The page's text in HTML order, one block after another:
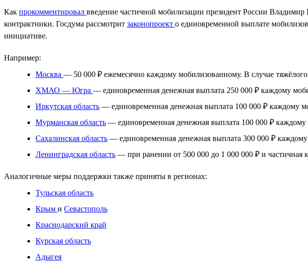
Как прокомментировал введение частичной мобилизации президент России
контрактники. Госдума рассмотрит законопроект о единовременной выплате
инициативе.
Например:
Москва — 50 000 ₽ ежемесячно каждому мобилизованному. В случае
ХМАО — Югра — единовременная денежная выплата 250 000 ₽ каждому
Иркутская область — единовременная денежная выплата 100 000 ₽ каждому
Мурманская область — единовременная денежная выплата 100 000 ₽ каждому
Сахалинская область — единовременная денежная выплата 300 000 ₽
Ленинградская область — при ранении от 500 000 до 1 000 000 ₽ и частичная
Аналогичные меры поддержки также приняты в регионах:
Тульская область
Крым и Севастополь
Краснодарский край
Курская область
Адыгея